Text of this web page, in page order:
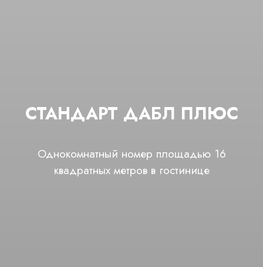
СТАНДАРТ ДАБЛ ПЛЮС
Однокомнатный номер площадью 16
квадратных метров в гостинице